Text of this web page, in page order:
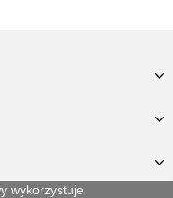
wykorzystuje